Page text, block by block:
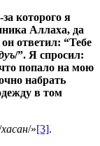
которого я
Аллаха, да
ответил: “Тебе
/”. Я спросил:
попало на мою
набрать
в том
хасан/»[3].